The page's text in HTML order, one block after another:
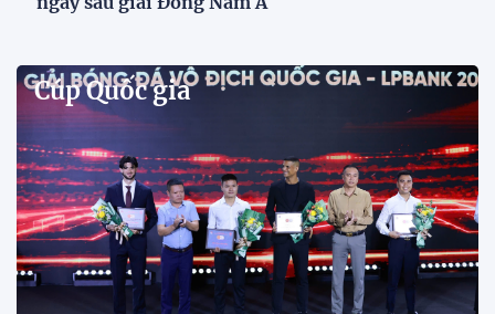
tập để theo dõi sao nhập tịch tuyển Việt Nam
Buổi tập của tuyển Việt Nam chiều nay (29/7) bất
ngờ thu hút sự chú ý của truyền thông Singapore
khi một phóng viên có mặt tại sân để trực tiếp theo
dõi màn thể hiện của các ngôi sao nhập tịch.
Đình Bắc cùng dàn sao CAHN "thắng lớn" tại
V.League Awards 2026